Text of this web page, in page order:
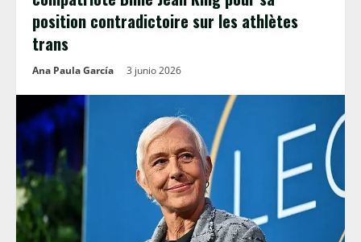
position contradictoire sur les athlètes
trans
Ana Paula García 3 junio 2026